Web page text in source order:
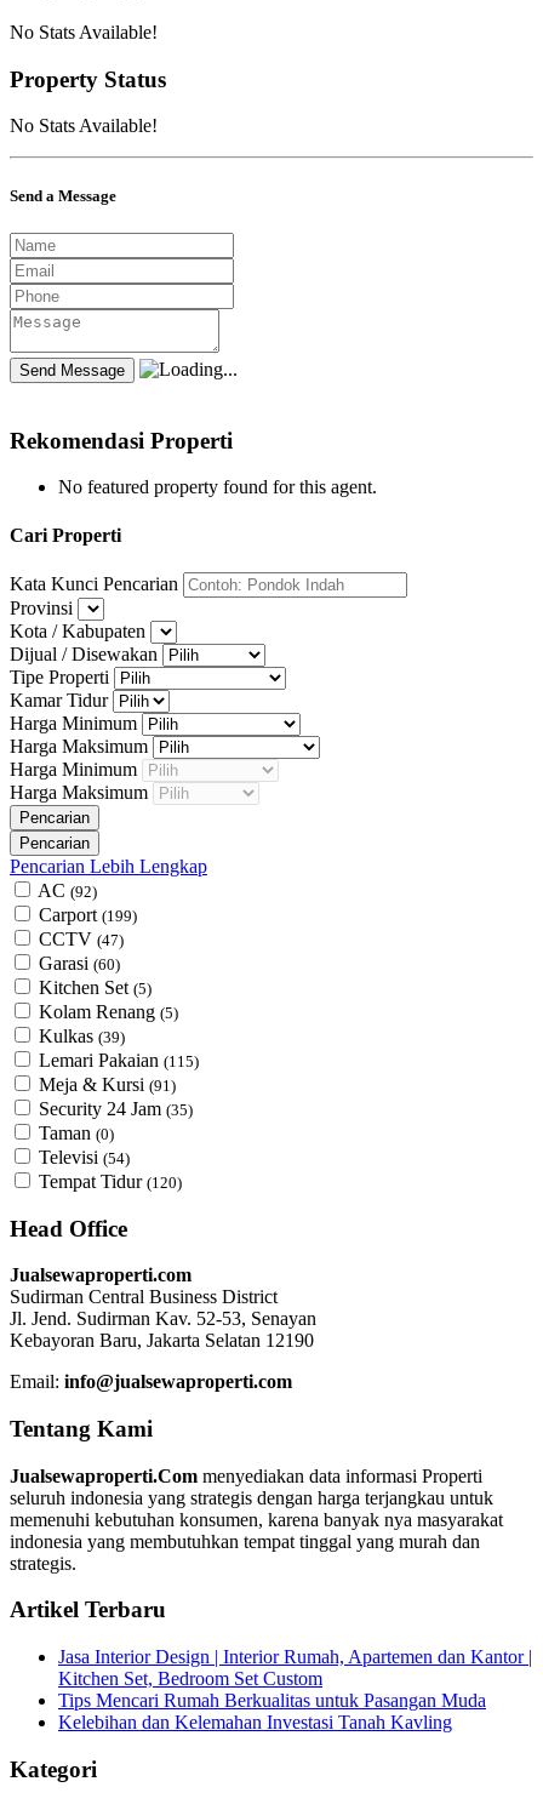
No Stats Available!
Property Status
No Stats Available!
Send a Message
Rekomendasi Properti
No featured property found for this agent.
Cari Properti
Kata Kunci Pencarian
Provinsi
Kota / Kabupaten
Dijual / Disewakan
Tipe Properti
Kamar Tidur
Harga Minimum
Harga Maksimum
Harga Minimum
Harga Maksimum
Pencarian Lebih Lengkap
AC (92)
Carport (199)
CCTV (47)
Garasi (60)
Kitchen Set (5)
Kolam Renang (5)
Kulkas (39)
Lemari Pakaian (115)
Meja & Kursi (91)
Security 24 Jam (35)
Taman (0)
Televisi (54)
Tempat Tidur (120)
Head Office
Jualsewaproperti.com
Sudirman Central Business District
Jl. Jend. Sudirman Kav. 52-53, Senayan
Kebayoran Baru, Jakarta Selatan 12190
Email: info@jualsewaproperti.com
Tentang Kami
Jualsewaproperti.Com menyediakan data informasi Properti
seluruh indonesia yang strategis dengan harga terjangkau untuk
memenuhi kebutuhan konsumen, karena banyak nya masyarakat
indonesia yang membutuhkan tempat tinggal yang murah dan
strategis.
Artikel Terbaru
Jasa Interior Design | Interior Rumah, Apartemen dan Kantor |
Kitchen Set, Bedroom Set Custom
Tips Mencari Rumah Berkualitas untuk Pasangan Muda
Kelebihan dan Kelemahan Investasi Tanah Kavling
Kategori